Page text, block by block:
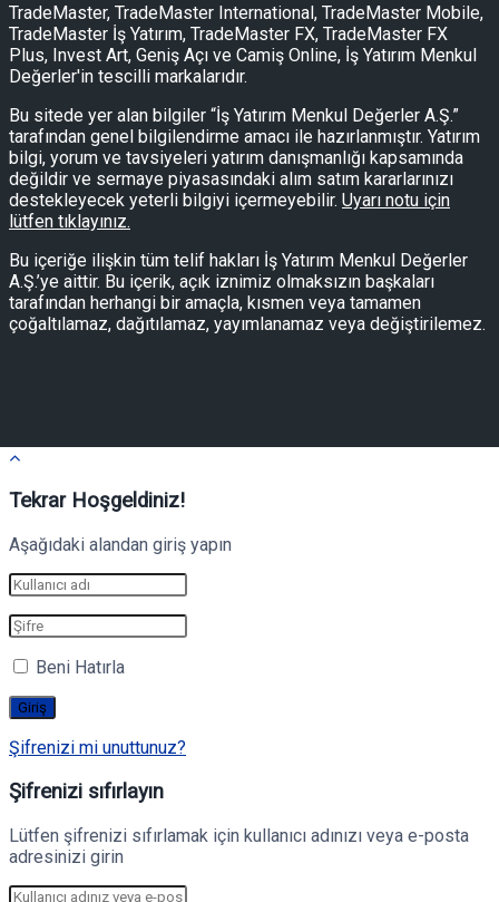
TradeMaster, TradeMaster International, TradeMaster Mobile,
TradeMaster İş Yatırım, TradeMaster FX, TradeMaster FX
Plus, Invest Art, Geniş Açı ve Camiş Online, İş Yatırım Menkul
Değerler'in tescilli markalarıdır.
Bu sitede yer alan bilgiler “İş Yatırım Menkul Değerler A.Ş.”
tarafından genel bilgilendirme amacı ile hazırlanmıştır. Yatırım
bilgi, yorum ve tavsiyeleri yatırım danışmanlığı kapsamında
değildir ve sermaye piyasasındaki alım satım kararlarınızı
destekleyecek yeterli bilgiyi içermeyebilir. Uyarı notu için
lütfen tıklayınız.
Bu içeriğe ilişkin tüm telif hakları İş Yatırım Menkul Değerler
A.Ş.’ye aittir. Bu içerik, açık iznimiz olmaksızın başkaları
tarafından herhangi bir amaçla, kısmen veya tamamen
çoğaltılamaz, dağıtılamaz, yayımlanamaz veya değiştirilemez.
Tekrar Hoşgeldiniz!
Aşağıdaki alandan giriş yapın
Beni Hatırla
Şifrenizi mi unuttunuz?
Şifrenizi sıfırlayın
Lütfen şifrenizi sıfırlamak için kullanıcı adınızı veya e-posta
adresinizi girin